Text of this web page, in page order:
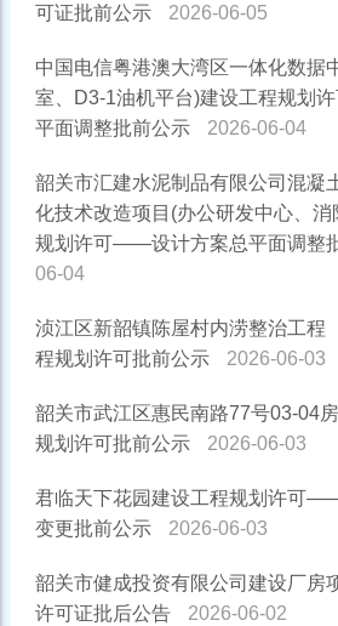
可证批前公示
2026-06-05
中国电信粤港澳大湾区一体化数据
室、D3-1油机平台)建设工程规划
平面调整批前公示
2026-06-04
韶关市汇建水泥制品有限公司混凝
化技术改造项目(办公研发中心、消
规划许可——设计方案总平面调整
06-04
浈江区新韶镇陈屋村内涝整治工程
程规划许可批前公示
2026-06-03
韶关市武江区惠民南路77号03-04
规划许可批前公示
2026-06-03
君临天下花园建设工程规划许可
变更批前公示
2026-06-03
韶关市健成投资有限公司建设厂房
许可证批后公告
2026-06-02